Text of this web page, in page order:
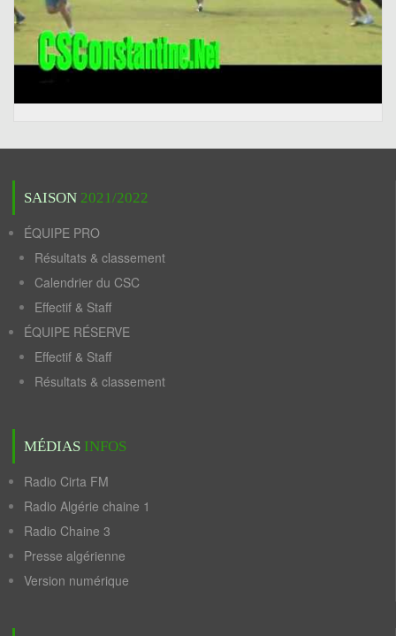
SAISON 2021/2022
ÉQUIPE PRO
Résultats & classement
Calendrier du CSC
Effectif & Staff
ÉQUIPE RÉSERVE
Effectif & Staff
Résultats & classement
MÉDIAS INFOS
Radio Cirta FM
Radio Algérie chaine 1
Radio Chaine 3
Presse algérienne
Version numérique